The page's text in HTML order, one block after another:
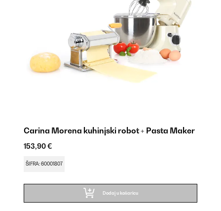
Carina Morena kuhinjski robot + Pasta Maker
153,90 €
ŠIFRA: 60001807
Dodaj u košaricu